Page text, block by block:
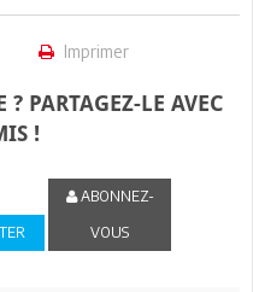
Imprimer
PARTAGEZ-LE AVEC
!
ABONNEZ-
VOUS